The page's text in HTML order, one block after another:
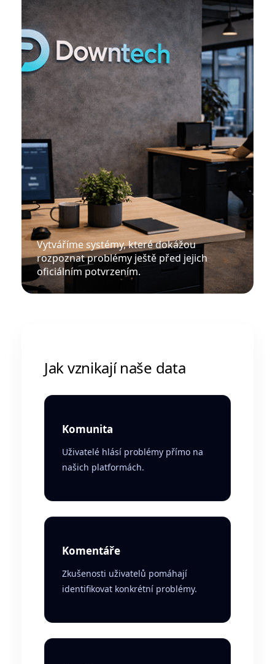
Vytváříme systémy, které dokážou
rozpoznat problémy ještě před jejich
oficiálním potvrzením.
Jak vznikají naše data
Komunita
Uživatelé hlásí problémy přímo na
našich platformách.
Komentáře
Zkušenosti uživatelů pomáhají
identifikovat konkrétní problémy.